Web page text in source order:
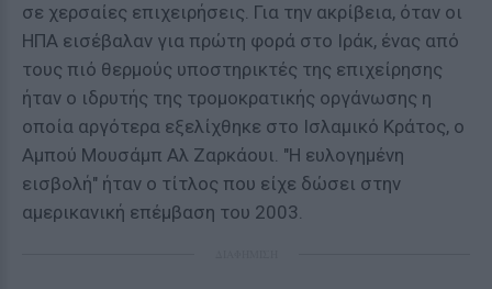
σε χερσαίες επιχειρήσεις. Για την ακρίβεια, όταν οι
ΗΠΑ εισέβαλαν για πρώτη φορά στο Ιράκ, ένας από
τους πιό θερμούς υποστηρικτές της επιχείρησης
ήταν ο ιδρυτής της τρομοκρατικής οργάνωσης η
οποία αργότερα εξελίχθηκε στο Ισλαμικό Κράτος, ο
Αμπού Μουσάμπ Αλ Ζαρκάουι. "Η ευλογημένη
εισβολή" ήταν ο τίτλος που είχε δώσει στην
αμερικανική επέμβαση του 2003.